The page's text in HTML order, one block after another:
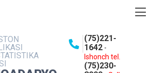
(75)221-
1642 -
Ishonch tel.
(75)230-
OCHIQ MA'LUMOTLAR
NASHRLAR